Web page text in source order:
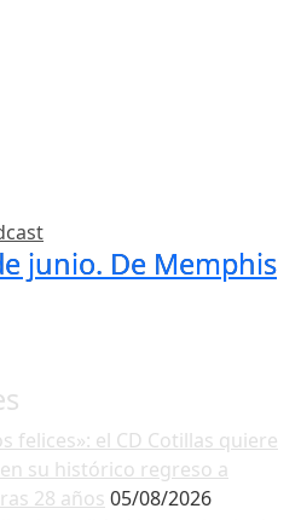
junio. De Memphis
felices»: el CD Cotillas quiere
su histórico regreso a
28 años 05/08/2026